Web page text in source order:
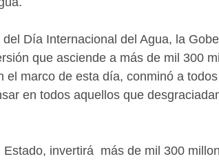
Día Internacional del Agua, la
que asciende a más de mil 300
el marco de esta día, conminó a
en todos aquellos que
invertirá  más de mil 300